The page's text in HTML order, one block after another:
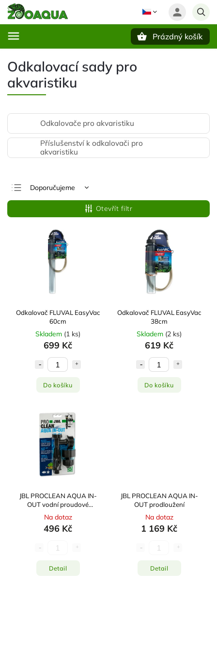
Prázdný košík
Odkalovací sady pro
akvaristiku
Odkalovače pro akvaristiku
Příslušenství k odkalovači pro
akvaristiku
Doporučujeme
Nejlevnější
Nejdražší
Nejprodávanější
Abecedně
Otevřít filtr
Odkalovač FLUVAL EasyVac
60cm
Skladem (1 ks)
699 Kč
Do košíku
Odkalovač FLUVAL EasyVac
38cm
Skladem (2 ks)
619 Kč
Do košíku
JBL PROCLEAN AQUA IN-
OUT vodní proudové
čerpadlo
Na dotaz
496 Kč
Detail
JBL PROCLEAN AQUA IN-
OUT prodloužení
Na dotaz
1 169 Kč
Detail